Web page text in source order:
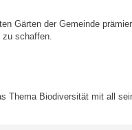
Gärten der Gemeinde
zu schaffen.
Thema Biodiversität mit all